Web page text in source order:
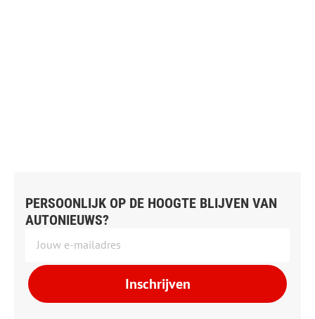
PERSOONLIJK OP DE HOOGTE BLIJVEN VAN
AUTONIEUWS?
Inschrijven